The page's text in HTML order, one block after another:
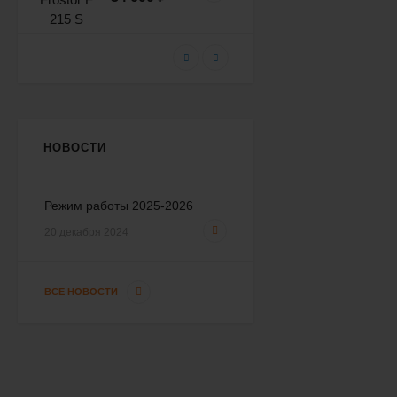
Морозильный ларь
Frostor F 350 S (глухая
крышка)
НОВОСТИ
Режим работы 2025-2026
ВСЕ НОВОСТИ